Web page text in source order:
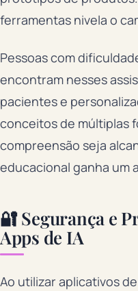
ferramentas nivela o
Pessoas com
encontram nesses
pacientes e
conceitos de múltiplas
compreensão seja
educacional ganha um
🔐 Segurança e
Apps de IA
Ao utilizar aplicativos